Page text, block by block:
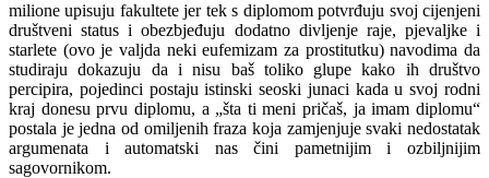
milione upisuju fakultete jer tek s diplomom potvrđuju svoj cijenjeni
društveni status i obezbjeđuju dodatno divljenje raje, pjevaljke i
starlete (ovo je valjda neki eufemizam za prostitutku) navodima da
studiraju dokazuju da i nisu baš toliko glupe kako ih društvo
percipira, pojedinci postaju istinski seoski junaci kada u svoj rodni
kraj donesu prvu diplomu, a „šta ti meni pričaš, ja imam diplomu“
postala je jedna od omiljenih fraza koja zamjenjuje svaki nedostatak
argumenata i automatski nas čini pametnijim i ozbiljnijim
sagovornikom.